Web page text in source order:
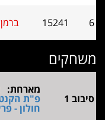
ברמן ויקטור
הקנטרי 2.5
1.5